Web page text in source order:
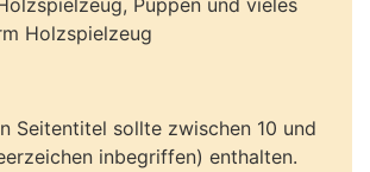
Puppen und vieles
Holzspielzeug
Seitentitel sollte zwischen 10 und
inbegriffen) enthalten.